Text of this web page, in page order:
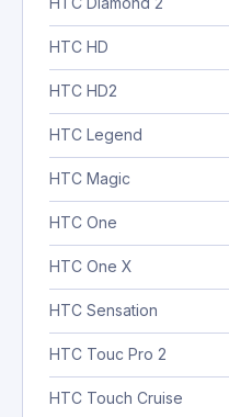
HTC HD
HTC HD2
HTC Legend
HTC Magic
HTC One
HTC One X
HTC Sensation
HTC Touc Pro 2
HTC Touch Cruise